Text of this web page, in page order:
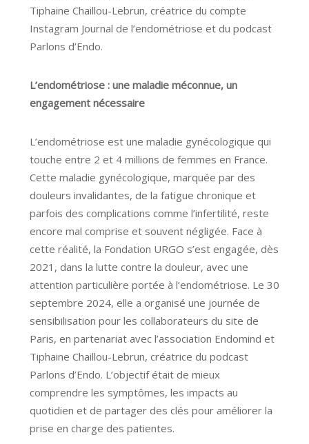
Tiphaine Chaillou-Lebrun, créatrice du compte
Instagram Journal de l’endométriose et du podcast
Parlons d’Endo.
L’endométriose : une maladie méconnue, un
engagement nécessaire
L’endométriose est une maladie gynécologique qui
touche entre 2 et 4 millions de femmes en France.
Cette maladie gynécologique, marquée par des
douleurs invalidantes, de la fatigue chronique et
parfois des complications comme l’infertilité, reste
encore mal comprise et souvent négligée. Face à
cette réalité, la Fondation URGO s’est engagée, dès
2021, dans la lutte contre la douleur, avec une
attention particulière portée à l’endométriose. Le 30
septembre 2024, elle a organisé une journée de
sensibilisation pour les collaborateurs du site de
Paris, en partenariat avec l’association Endomind et
Tiphaine Chaillou-Lebrun, créatrice du podcast
Parlons d’Endo. L’objectif était de mieux
comprendre les symptômes, les impacts au
quotidien et de partager des clés pour améliorer la
prise en charge des patientes.